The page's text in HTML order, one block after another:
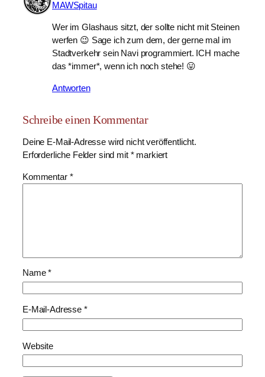
MAWSpitau
Wer im Glashaus sitzt, der sollte nicht mit Steinen
werfen 😉 Sage ich zum dem, der gerne mal im
Stadtverkehr sein Navi programmiert. ICH mache
das *immer*, wenn ich noch stehe! 😛
Antworten
Schreibe einen Kommentar
Deine E-Mail-Adresse wird nicht veröffentlicht.
Erforderliche Felder sind mit *markiert
Kommentar *
Name*
E-Mail-Adresse *
Website